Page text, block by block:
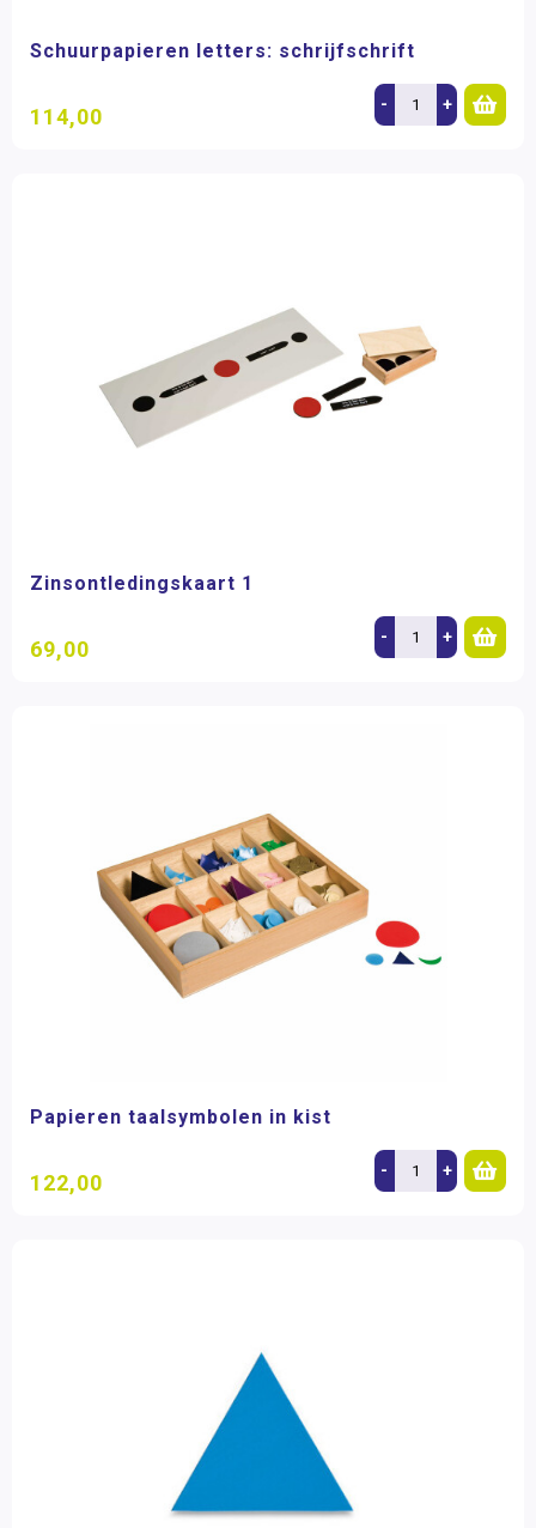
Schuurpapieren letters: schrijfschrift
114,00 - +
Zinsontledingskaart 1
69,00 - +
Papieren taalsymbolen in kist
122,00 - +